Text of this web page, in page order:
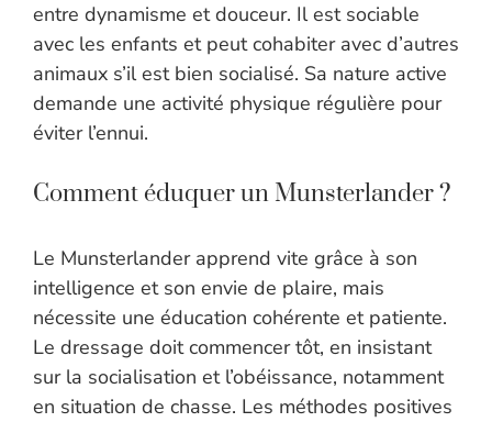
entre dynamisme et douceur. Il est sociable
avec les enfants et peut cohabiter avec d’autres
animaux s’il est bien socialisé. Sa nature active
demande une activité physique régulière pour
éviter l’ennui.
Comment éduquer un Munsterlander ?
Le Munsterlander apprend vite grâce à son
intelligence et son envie de plaire, mais
nécessite une éducation cohérente et patiente.
Le dressage doit commencer tôt, en insistant
sur la socialisation et l’obéissance, notamment
en situation de chasse. Les méthodes positives